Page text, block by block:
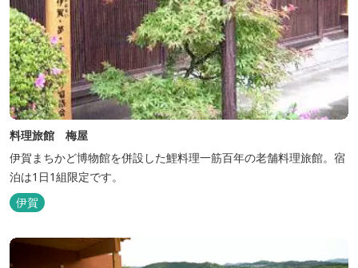
料理旅館 梅屋
伊賀まちかど博物館を併設した鯉料理一筋百年の老舗料理旅館。宿
泊は1日1組限定です。
伊賀